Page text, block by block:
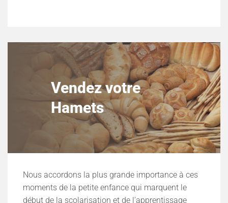
Vendez votre
Hamets
Nous accordons la plus grande importance à ces
moments de la petite enfance qui marquent le
début de la scolarisation et de l’apprentissage